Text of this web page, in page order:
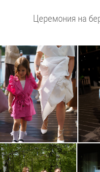
Церемония на